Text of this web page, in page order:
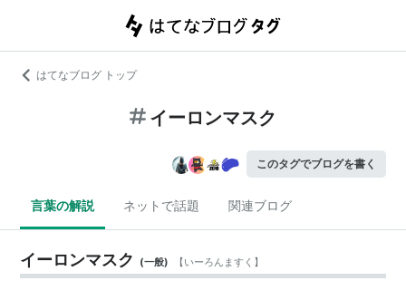
はてなブログ トップ
イーロンマスク
このタグでブログを書く
言葉の解説 ネットで話題 関連ブログ
イーロンマスク (一般) 【いーろんますく 】